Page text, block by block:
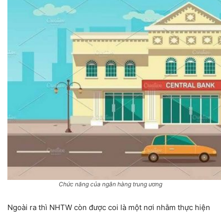
Chức năng của ngân hàng trung ương
Ngoài ra thì NHTW còn được coi là một nơi nhằm thực hiện